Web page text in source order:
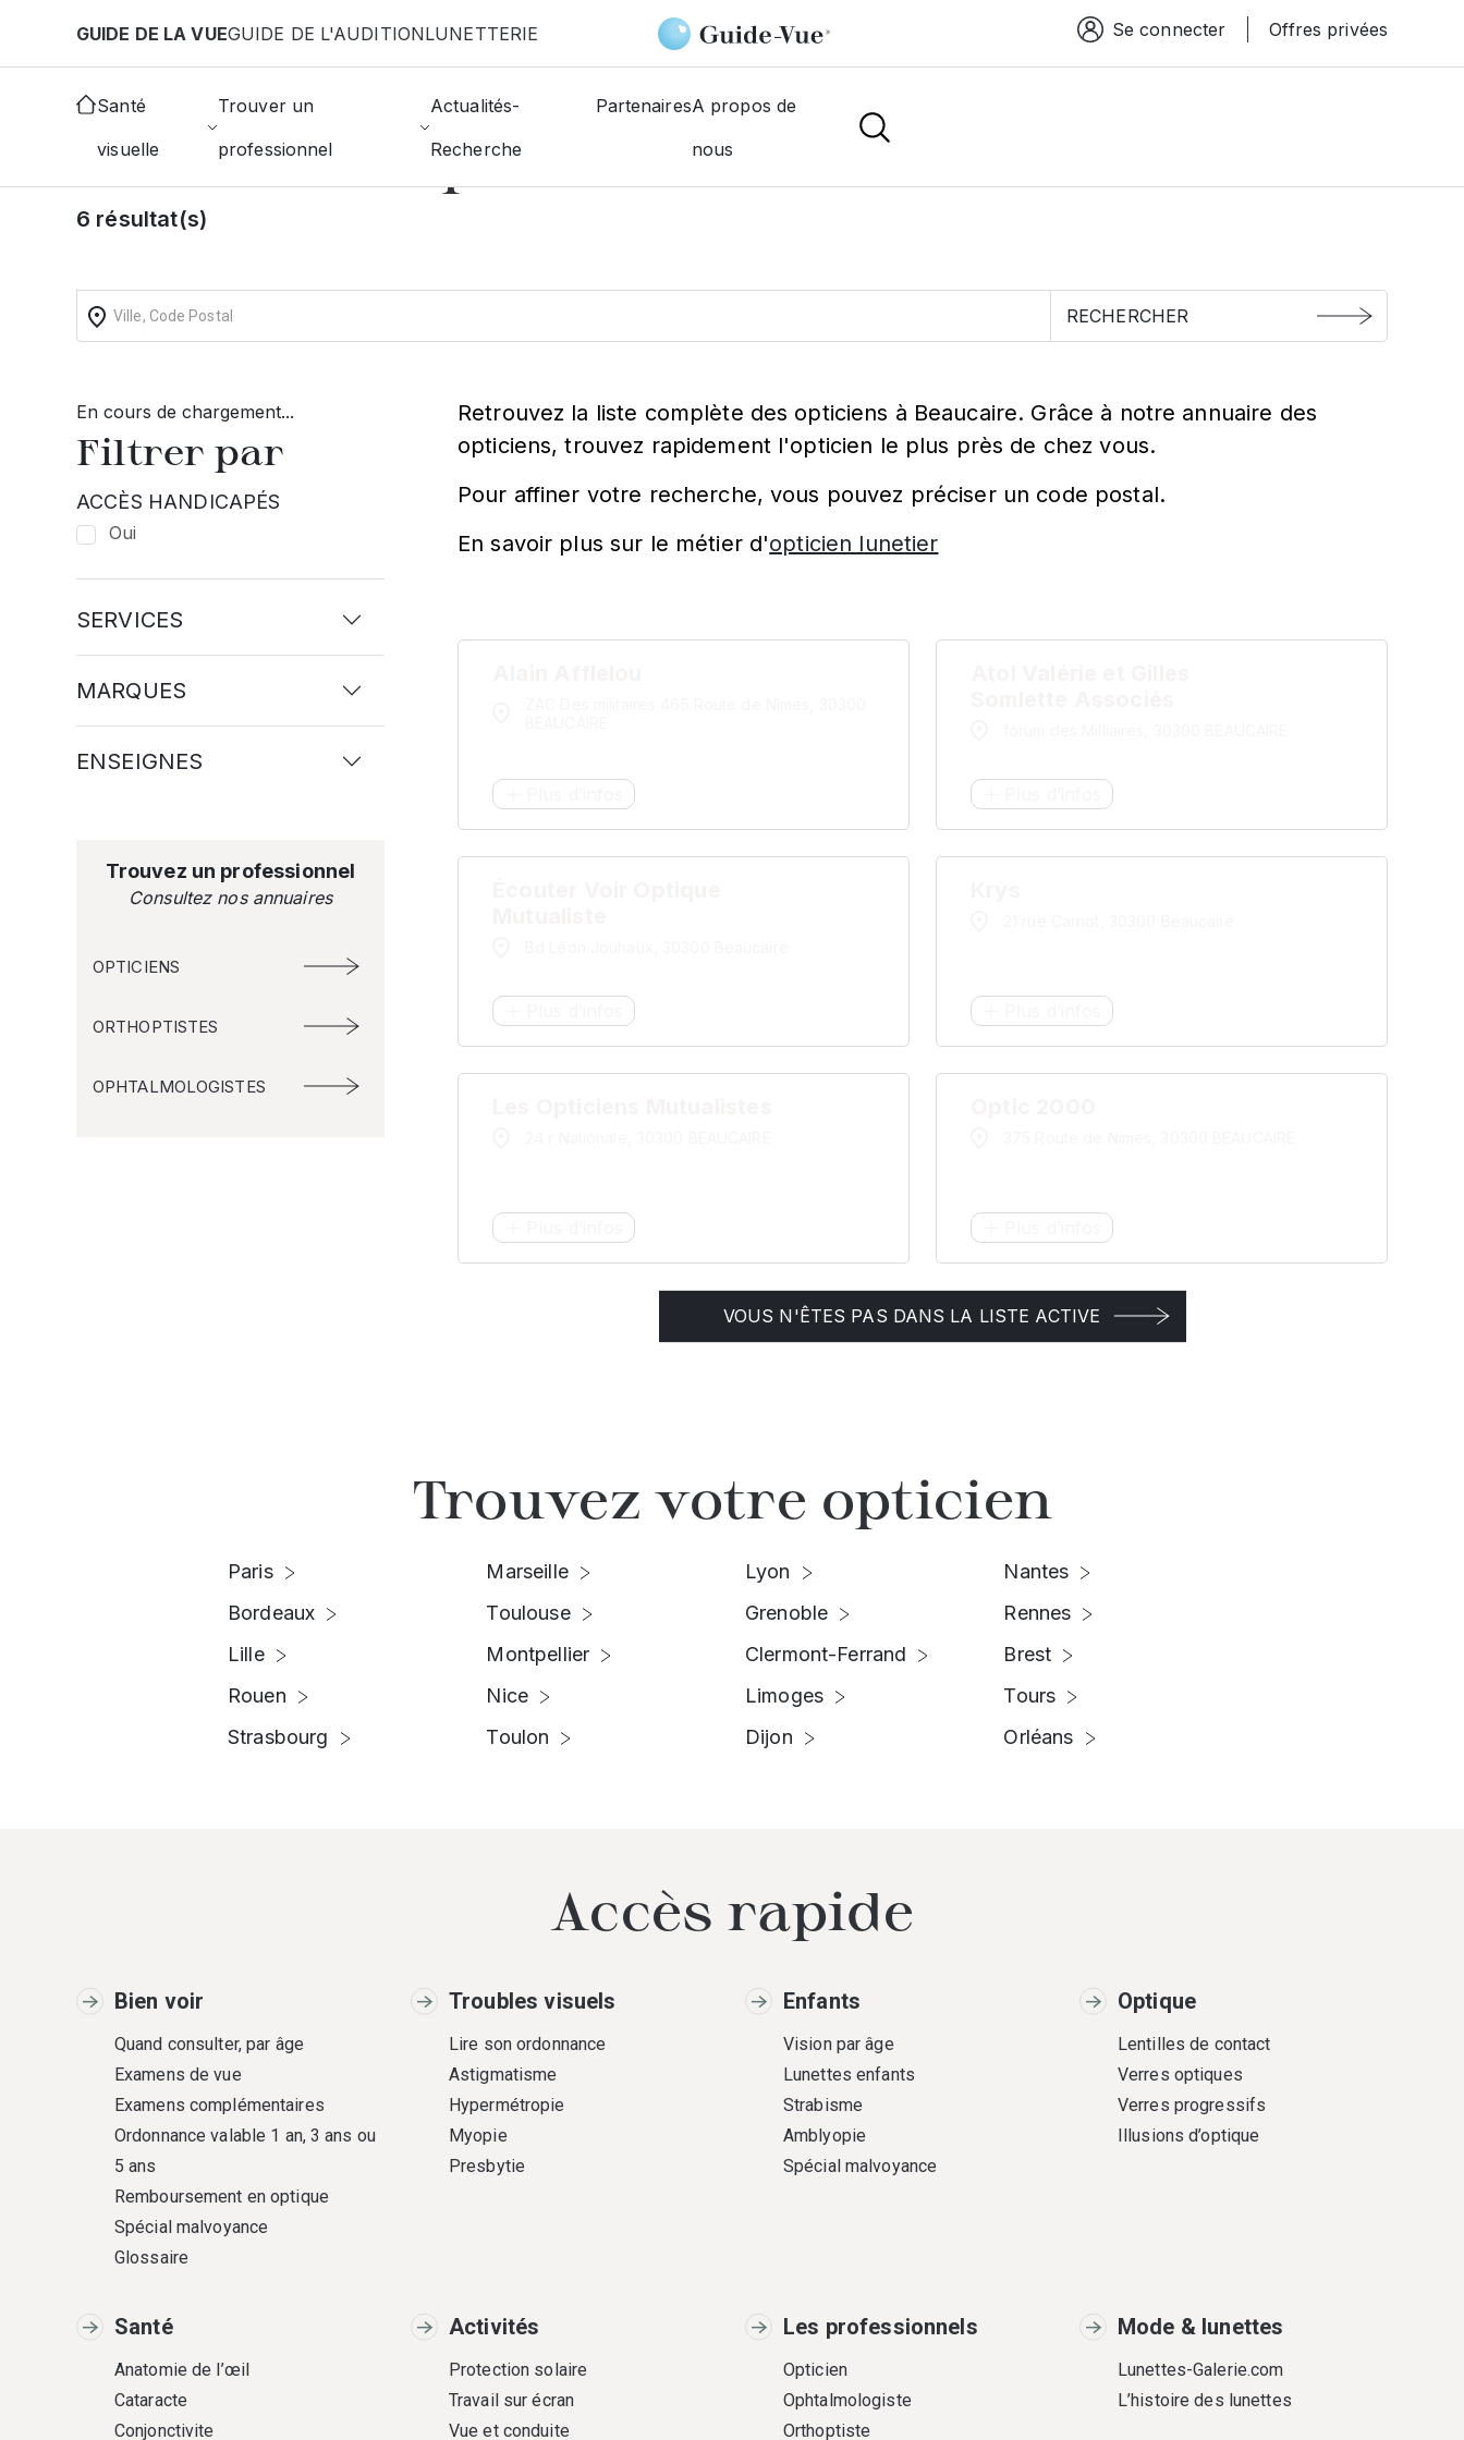
GUIDE DE LA VUEGUIDE DE L'AUDITIONLUNETTERIE Espace connexion
Se connecter Offres privées
Santé
visuelle
Trouver un
professionnel
Actualités-
Recherche
PartenairesA propos de
nous
Accueil Choisir mon opticien Beaucaire
Trouvez un opticien àBeaucaire
6 résultat(s)
En cours de chargement...
Filtrer par
ACCÈS HANDICAPÉS
Oui
SERVICES
MARQUES
ENSEIGNES
Trouvez un professionnel
Consultez nos annuaires
OPTICIENS
ORTHOPTISTES
OPHTALMOLOGISTES
Retrouvez la liste complète des opticiens à Beaucaire. Grâce à notre annuaire des
opticiens, trouvez rapidement l'opticien le plus près de chez vous.
Pour affiner votre recherche, vous pouvez préciser un code postal.
En savoir plus sur le métier d'opticien lunetier
VOUS N'ÊTES PAS DANS LA LISTE ACTIVE
Trouvez votre opticien
Paris
Bordeaux
Lille
Rouen
Strasbourg
Marseille
Toulouse
Montpellier
Nice
Toulon
Lyon
Grenoble
Clermont-Ferrand
Limoges
Dijon
Nantes
Rennes
Brest
Tours
Orléans
Accès rapide
Bien voir
Quand consulter, par âge
Examens de vue
Examens complémentaires
Ordonnance valable 1 an, 3 ans ou
5 ans
Remboursement en optique
Spécial malvoyance
Glossaire
Troubles visuels
Lire son ordonnance
Astigmatisme
Hypermétropie
Myopie
Presbytie
Enfants
Vision par âge
Lunettes enfants
Strabisme
Amblyopie
Spécial malvoyance
Optique
Lentilles de contact
Verres optiques
Verres progressifs
Illusions d’optique
Santé
Anatomie de l’œil
Cataracte
Conjonctivite
Activités
Protection solaire
Travail sur écran
Vue et conduite
Les professionnels
Opticien
Ophtalmologiste
Orthoptiste
Mode & lunettes
Lunettes-Galerie.com
L’histoire des lunettes